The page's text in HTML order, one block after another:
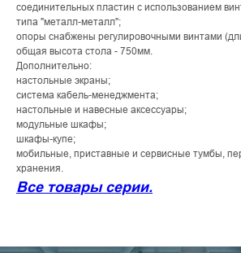
соединительных пластин с использованием
типа "металл-металл";
опоры снабжены регулировочными винтами
общая высота стола - 750мм.
Дополнительно:
настольные экраны;
система кабель-менеджмента;
настольные и навесные аксессуары;
модульные шкафы;
шкафы-купе;
мобильные, приставные и сервисные тумбы,
хранения.
Все товары серии.